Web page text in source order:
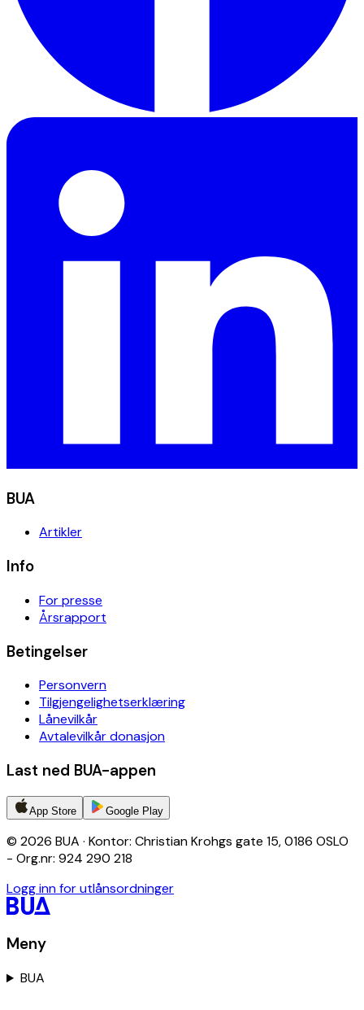
BUA
Artikler
Info
For presse
Årsrapport
Betingelser
Personvern
Tilgjengelighetserklæring
Lånevilkår
Avtalevilkår donasjon
Last ned BUA-appen
App Store Google Play
© 2026 BUA · Kontor: Christian Krohgs gate 15, 0186 OSLO
- Org.nr: 924 290 218
Logg inn for utlånsordninger
Meny
BUA